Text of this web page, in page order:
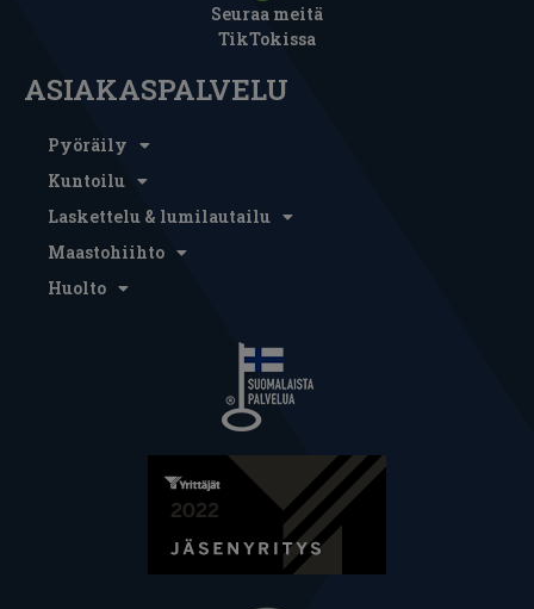
Seuraa meitä
TikTokissa
ASIAKASPALVELU
Pyöräily
Kuntoilu
Laskettelu & lumilautailu
Maastohiihto
Huolto